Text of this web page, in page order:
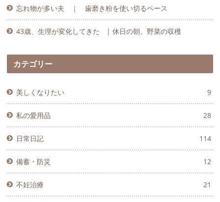
忘れ物が多い夫 ｜ 歯磨き粉を使い切るペース
43歳、生理が変化してきた | 休日の朝。野菜の収穫
カテゴリー
美しくなりたい 9
私の愛用品 28
日常日記 114
備蓄・防災 12
不妊治療 21